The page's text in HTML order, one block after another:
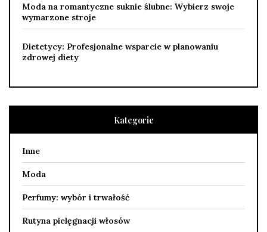
Moda na romantyczne suknie ślubne: Wybierz swoje
wymarzone stroje
Dietetycy: Profesjonalne wsparcie w planowaniu
zdrowej diety
Kategorie
Inne
Moda
Perfumy: wybór i trwałość
Rutyna pielęgnacji włosów